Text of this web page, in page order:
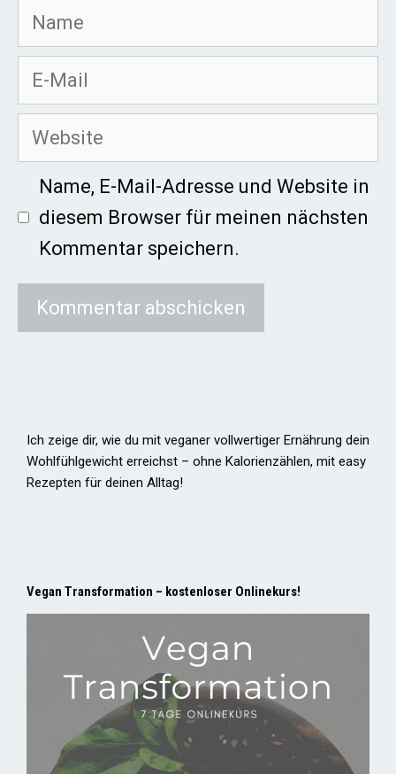
Name
E-
Mail
Website
Name, E-Mail-Adresse und Website in
diesem Browser für meinen nächsten
Kommentar speichern.
Ich zeige dir, wie du mit veganer vollwertiger Ernährung dein
Wohlfühlgewicht erreichst – ohne Kalorienzählen, mit easy
Rezepten für deinen Alltag!
Vegan Transformation – kostenloser Onlinekurs!